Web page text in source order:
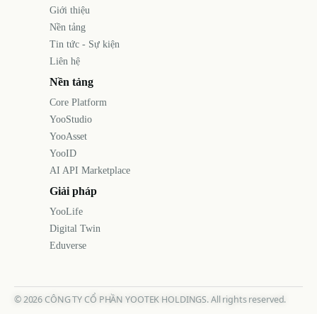
Giới thiệu
Nền tảng
Tin tức - Sự kiện
Liên hệ
Nền tảng
Core Platform
YooStudio
YooAsset
YooID
AI API Marketplace
Giải pháp
YooLife
Digital Twin
Eduverse
©2026CÔNG TY CỔ PHẦN YOOTEK HOLDINGS. All rights reserved.